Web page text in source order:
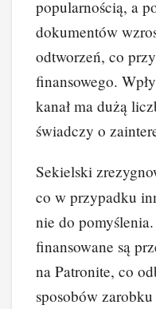
popularnością, a
dokumentów
odtworzeń, co
finansowego.
kanał ma dużą
świadczy o
Sekielski
co w przypadku
nie do
finansowane są
na Patronite, co
sposobów